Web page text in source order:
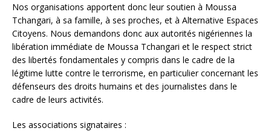
Nos organisations apportent donc leur soutien à Moussa
Tchangari, à sa famille, à ses proches, et à Alternative Espaces
Citoyens. Nous demandons donc aux autorités nigériennes la
libération immédiate de Moussa Tchangari et le respect strict
des libertés fondamentales y compris dans le cadre de la
légitime lutte contre le terrorisme, en particulier concernant les
défenseurs des droits humains et des journalistes dans le
cadre de leurs activités.
Les associations signataires :